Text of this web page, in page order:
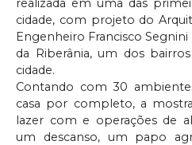
realizada em uma das
cidade, com projeto do
Engenheiro Francisco
da Riberânia, um dos
cidade.
Contando com 30
casa por completo, a
lazer com e operações de
um descanso, um papo